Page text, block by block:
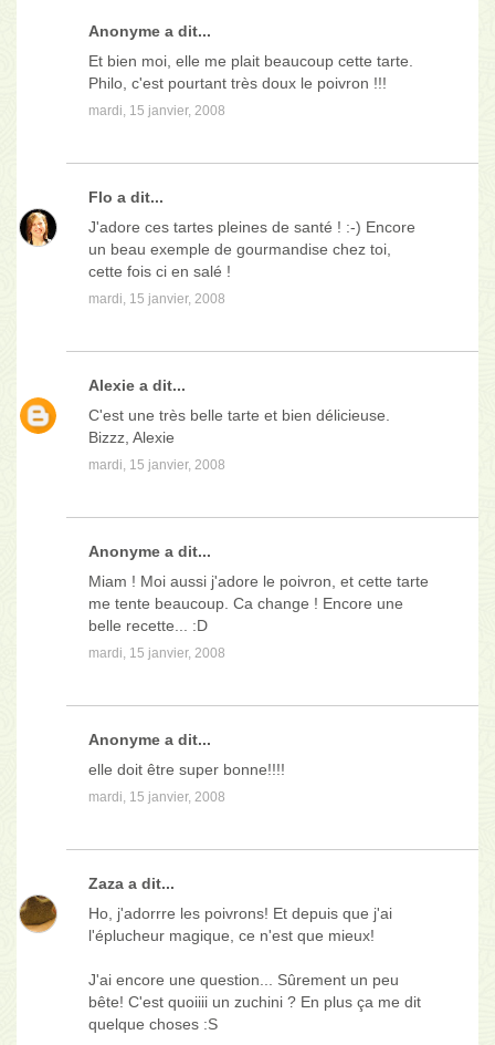
Anonyme a dit...
Et bien moi, elle me plait beaucoup cette tarte.
Philo, c'est pourtant très doux le poivron !!!
mardi, 15 janvier, 2008
Flo a dit...
J'adore ces tartes pleines de santé ! :-) Encore
un beau exemple de gourmandise chez toi,
cette fois ci en salé !
mardi, 15 janvier, 2008
Alexie a dit...
C'est une très belle tarte et bien délicieuse.
Bizzz, Alexie
mardi, 15 janvier, 2008
Anonyme a dit...
Miam ! Moi aussi j'adore le poivron, et cette tarte
me tente beaucoup. Ca change ! Encore une
belle recette... :D
mardi, 15 janvier, 2008
Anonyme a dit...
elle doit être super bonne!!!!
mardi, 15 janvier, 2008
Zaza a dit...
Ho, j'adorrre les poivrons! Et depuis que j'ai
l'éplucheur magique, ce n'est que mieux!
J'ai encore une question... Sûrement un peu
bête! C'est quoiiii un zuchini ? En plus ça me dit
quelque choses :S